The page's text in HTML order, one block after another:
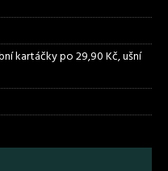
kartáčky po 29,90 Kč, ušní